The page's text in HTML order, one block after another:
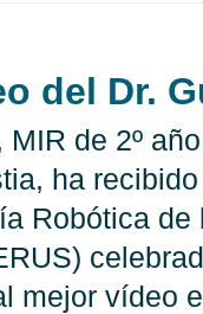
del Dr.
de 2º
ha
Robótica de
mejor vídeo